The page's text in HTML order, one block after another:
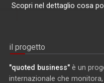
Scopri nel dettaglio cosa
il progetto
"quoted business" è un
internazionale che